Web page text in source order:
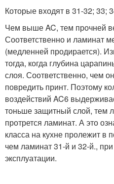
Которые входят в 31-32; 33;
Чем выше AC, тем прочней
Соответственно и ламинат
(медленней продирается).
тогда, когда глубина
слоя. Соответственно, чем
повредить принт. Поэтому
воздействий AC6
тоньше защитный слой, тем
протрется ламинат. А это
класса на кухне пролежит в
чем ламинат 31-й и 32-й.,
эксплуатации.